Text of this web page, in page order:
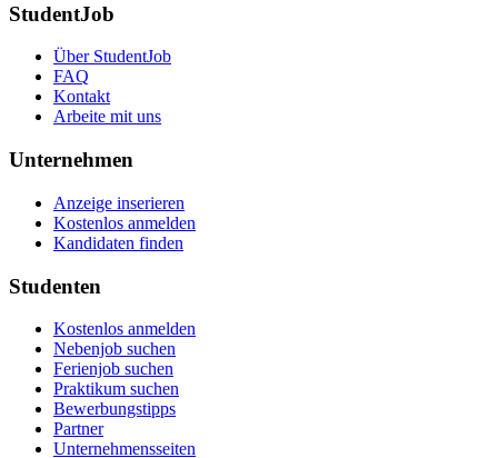
StudentJob
Über StudentJob
FAQ
Kontakt
Arbeite mit uns
Unternehmen
Anzeige inserieren
Kostenlos anmelden
Kandidaten finden
Studenten
Kostenlos anmelden
Nebenjob suchen
Ferienjob suchen
Praktikum suchen
Bewerbungstipps
Partner
Unternehmensseiten